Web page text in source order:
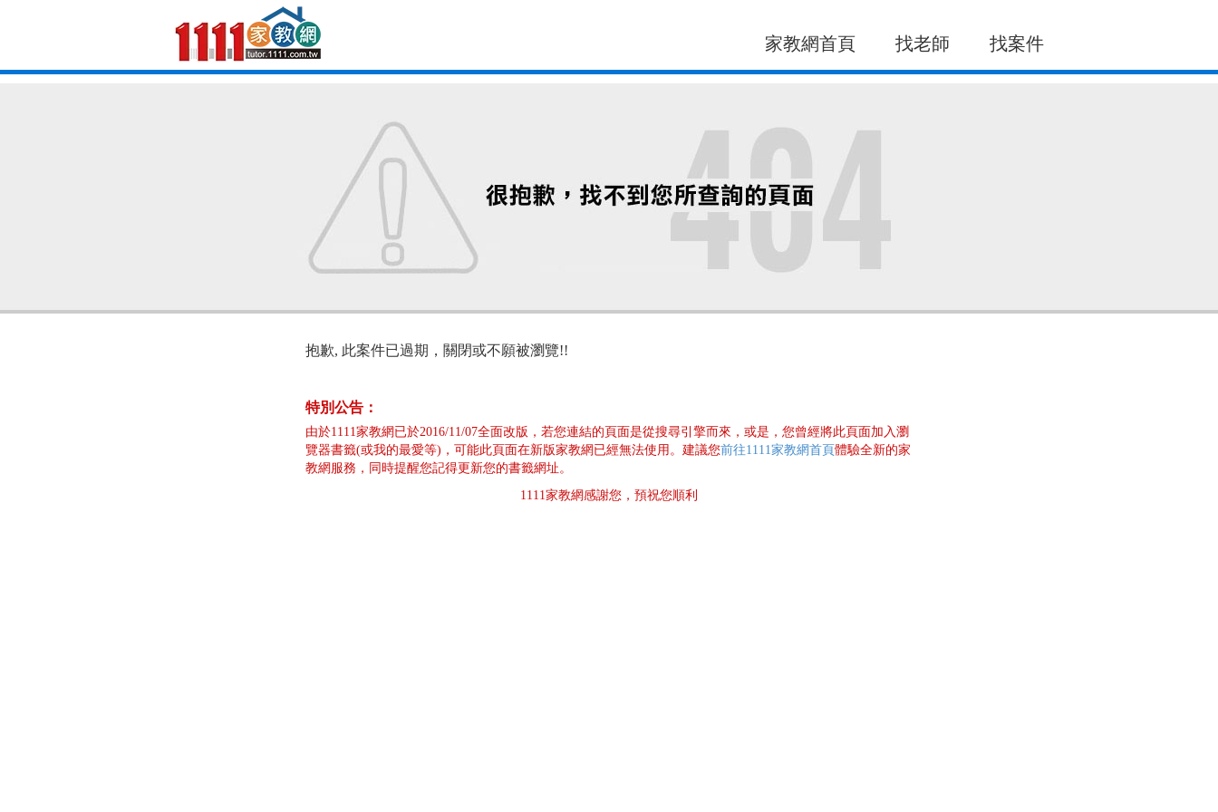
家教網首頁 找老師 找案件
抱歉, 此案件已過期，關閉或不願被瀏覽!!
特別公告：
由於1111家教網已於2016/11/07全面改版，若您連結的頁面是從搜尋引擎而來，或是，您曾經將此頁面加入瀏
覽器書籤(或我的最愛等)，可能此頁面在新版家教網已經無法使用。建議您前往1111家教網首頁體驗全新的家
教網服務，同時提醒您記得更新您的書籤網址。
1111家教網感謝您，預祝您順利